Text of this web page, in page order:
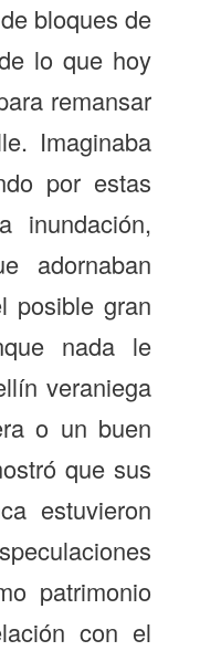
bloques de
lo que hoy
remansar
Imaginaba
por estas
inundación,
adornaban
posible gran
nada le
veraniega
o un buen
que sus
estuvieron
patrimonio
con el